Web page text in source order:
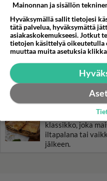
klassikkoruokaa
iloisesti!
Borssikeitto tuo
venäläistä
omaan
Jäätelö valmistuu
ilman
Pelti-lihapiirakka
klassikko, joka
iltapalana tai
jälkeen.
Mainonnan ja sisällön
Hyväksymällä sallit tietojesi
tätä palvelua, hyväksymättä
asiakaskokemukseesi. Jotkut
tietojen käsittelyä oikeutetulla
muuttaa muita asetuksia